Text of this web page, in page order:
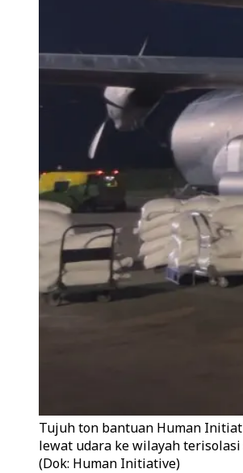
Tujuh ton bantuan Human
lewat udara ke wilayah terisolasi
(Dok: Human Initiative)